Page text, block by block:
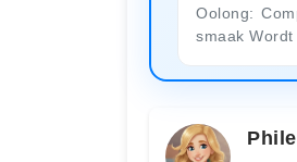
Oolong:
smaak